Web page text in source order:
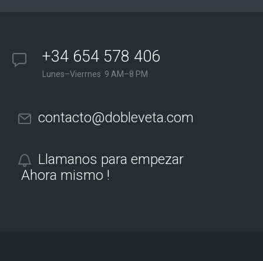
+34 654 578 406
Lunes–Vierrnes 9 AM–8 PM
contacto@dobleveta.com
Llamanos para empezar
Ahora mismo !